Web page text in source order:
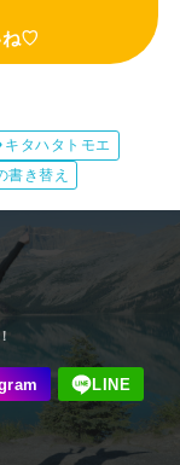
ね♡
キタハタトモエ
書き替え